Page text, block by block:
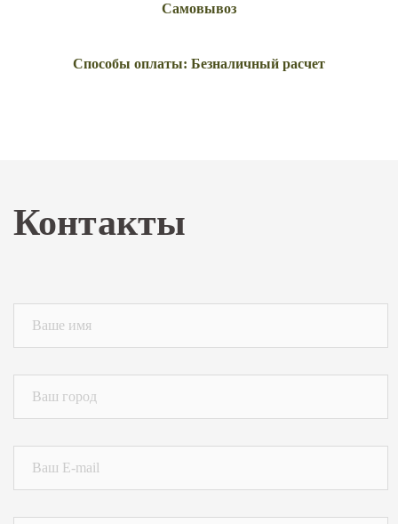
Самовывоз
Способы оплаты: Безналичный расчет
Контакты